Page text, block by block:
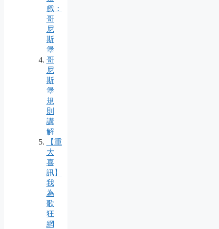
戲：
哥
尼
斯
堡
哥
尼
斯
堡
規
則
講
解
【重
大
喜
訊】
我
為
歌
狂
網